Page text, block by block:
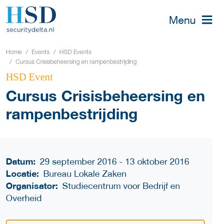
Menu
Home Events
HSD Events
Cursus Crisisbeheersing en rampenbestrijding
HSD Event
Cursus Crisisbeheersing en
rampenbestrijding
Datum: 29 september 2016 - 13 oktober 2016
Locatie: Bureau Lokale Zaken
Organisator: Studiecentrum voor Bedrijf en
Overheid